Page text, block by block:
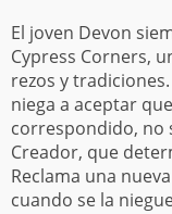
El joven Devon
Cypress Corners,
rezos y
niega a aceptar
correspondido, no
Creador, que
Reclama una
cuando se la